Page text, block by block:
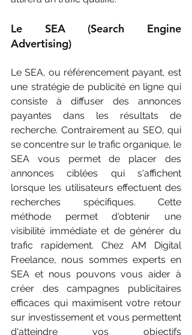
Le SEA (Search Engine
Advertising)
Le SEA, ou référencement payant, est
une stratégie de publicité en ligne qui
consiste à diffuser des annonces
payantes dans les résultats de
recherche. Contrairement au SEO, qui
se concentre sur le trafic organique, le
SEA vous permet de placer des
annonces ciblées qui s'affichent
lorsque les utilisateurs effectuent des
recherches spécifiques. Cette
méthode permet d'obtenir une
visibilité immédiate et de générer du
trafic rapidement. Chez AM Digital
Freelance, nous sommes experts en
SEA et nous pouvons vous aider à
créer des campagnes publicitaires
efficaces qui maximisent votre retour
sur investissement et vous permettent
d'atteindre vos objectifs